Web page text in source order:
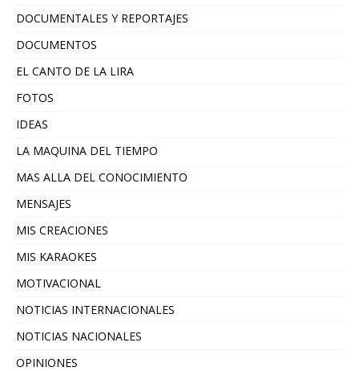
DOCUMENTALES Y REPORTAJES
DOCUMENTOS
EL CANTO DE LA LIRA
FOTOS
IDEAS
LA MAQUINA DEL TIEMPO
MAS ALLA DEL CONOCIMIENTO
MENSAJES
MIS CREACIONES
MIS KARAOKES
MOTIVACIONAL
NOTICIAS INTERNACIONALES
NOTICIAS NACIONALES
OPINIONES